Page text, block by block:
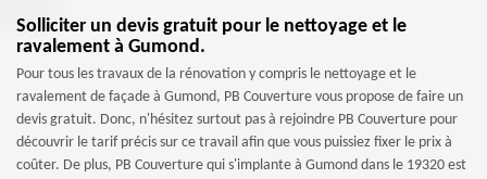
Solliciter un devis gratuit pour le nettoyage et le
ravalement à Gumond.
Pour tous les travaux de la rénovation y compris le nettoyage et le
ravalement de façade à Gumond, PB Couverture vous propose de faire un
devis gratuit. Donc, n'hésitez surtout pas à rejoindre PB Couverture pour
découvrir le tarif précis sur ce travail afin que vous puissiez fixer le prix à
coûter. De plus, PB Couverture qui s'implante à Gumond dans le 19320 est